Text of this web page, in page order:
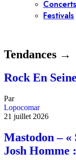
Concerts
Festivals
Tendances →
Rock En
Par
Lopocomar
21 juillet 2026
Mastodon – «
Josh Homme